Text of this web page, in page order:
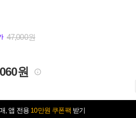
47,000원
원
, 앱 전용 10만원 쿠폰팩 받기